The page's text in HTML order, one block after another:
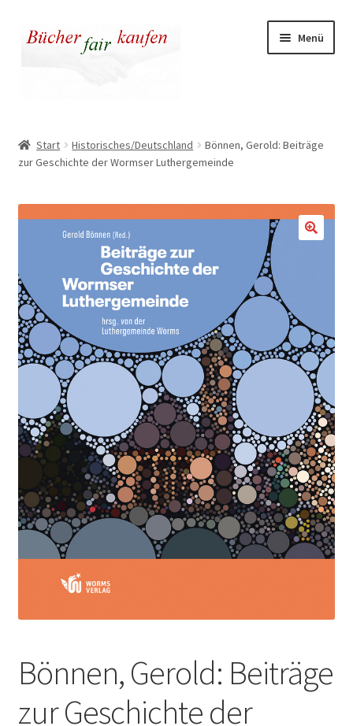
Zur
Navigation
Zum
Inhalt
Menü
Kasse
Warenkorb
Warum fair kaufen
Start Historisches/Deutschland
Bönnen, Gerold: Beiträge
zur Geschichte der Wormser Luthergemeinde
Bönnen, Gerold: Beiträge
zur Geschichte der